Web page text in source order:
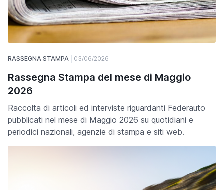
RASSEGNA STAMPA 03/06/2026
Rassegna Stampa del mese di Maggio
2026
Raccolta di articoli ed interviste riguardanti Federauto
pubblicati nel mese di Maggio 2026 su quotidiani e
periodici nazionali, agenzie di stampa e siti web.